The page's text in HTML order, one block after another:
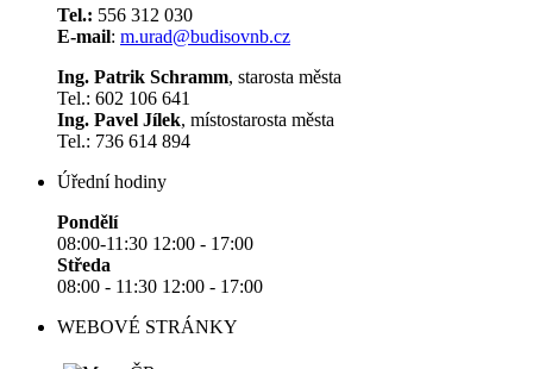
Tel.: 556 312 030
E-mail: m.urad@budisovnb.cz
Ing. Patrik Schramm, starosta města
Tel.: 602 106 641
Ing. Pavel Jílek, místostarosta města
Tel.: 736 614 894
Úřední hodiny
Pondělí
08:00-11:30 12:00 - 17:00
Středa
08:00 - 11:30 12:00 - 17:00
WEBOVÉ STRÁNKY